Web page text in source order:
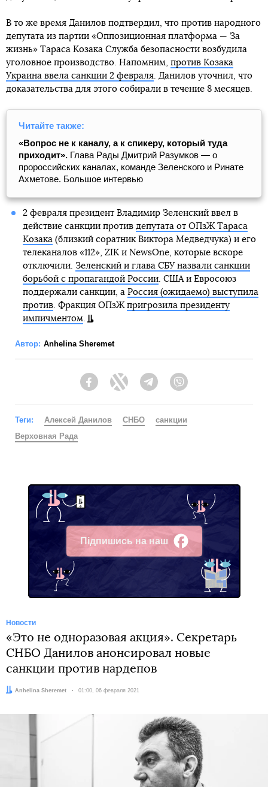
В то же время Данилов подтвердил, что против народного
депутата из партии «Оппозиционная платформа — За
жизнь» Тараса Козака Служба безопасности возбудила
уголовное производство. Напомним, против Козака
Украина ввела санкции 2 февраля. Данилов уточнил, что
доказательства для этого собирали в течение 8 месяцев.
Читайте также:
«Вопрос не к каналу, а к спикеру, который туда
приходит». Глава Рады Дмитрий Разумков — о
пророссийских каналах, команде Зеленского и Ринате
Ахметове. Большое интервью
2 февраля президент Владимир Зеленский ввел в
действие санкции против депутата от ОПзЖ Тараса
Козака(близкий соратник Виктора Медведчука) и его
телеканалов «112», ZIK и NewsOne, которые вскоре
отключили. Зеленский и глава СБУ назвали санкции
борьбой с пропагандой России. США и Евросоюз
поддержали санкции, а Россия (ожидаемо) выступила
против. Фракция ОПзЖ пригрозила президенту
импичментом.
Автор: Anhelina Sheremet
FacebookTwitter Telegram
Теги: Алексей Данилов СНБО
санкции
Верховная Рада
Підпишись на наш
Facebook
Новости
«Это не одноразовая акция». Секретарь
СНБО Данилов анонсировал новые
санкции против нардепов
Автор:
Anhelina Sheremet Дата:
01:00, 06 февраля 2021